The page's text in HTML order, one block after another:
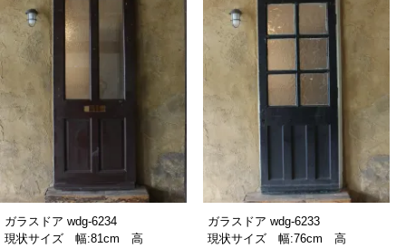
ガラスドア wdg-6234
現状サイズ 幅:81cm 高
ガラスドア wdg-6233
現状サイズ 幅:76cm 高